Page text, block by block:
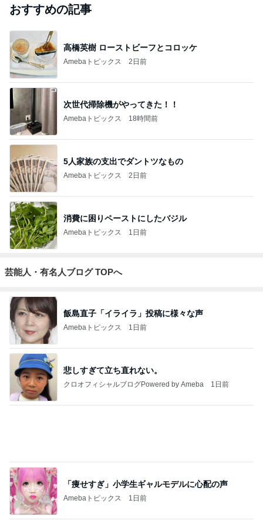
おすすめの記事
高橋英樹 ローストビーフとコロッケ
Amebaトピックス 2日前
次世代掃除機がやってきた！！
Amebaトピックス 18時間前
5人家族の支出でダントツなもの
Amebaトピックス 2日前
消費に困りペーストにしたバジル
Amebaトピックス 1日前
芸能人・有名人ブログ TOPへ
飯島直子「イライラ」投稿に様々な声
Amebaトピックス 1日前
悲しすぎて立ち直れない。
クロオフィシャルブログPowered by Ameba 1日前
2026/07/28(K) 4本
何でかな？何でだろ？ 11日前